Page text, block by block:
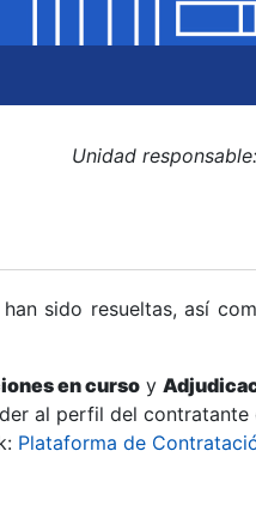
Unidad
sido resueltas, así
en curso y
al perfil del contratante
Plataforma de